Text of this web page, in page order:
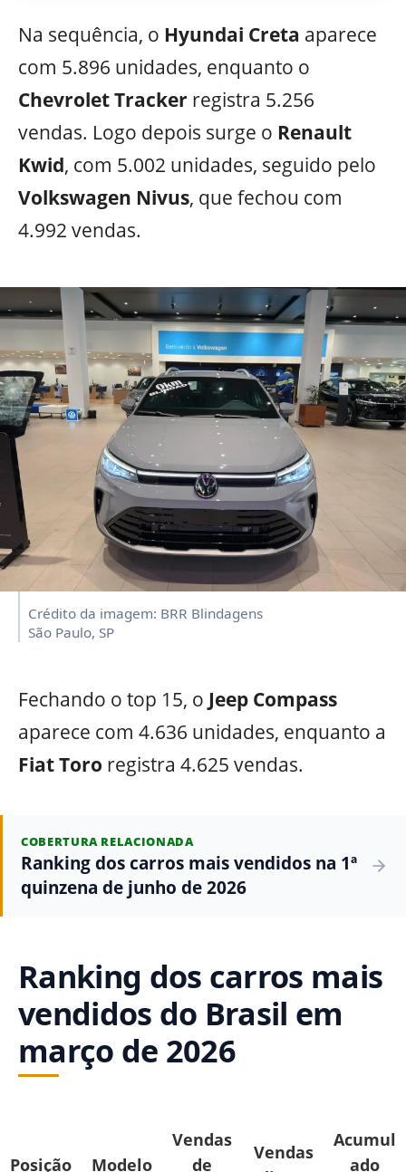
Na sequência, o Hyundai Creta aparece
com 5.896 unidades, enquanto o
Chevrolet Tracker registra 5.256
vendas. Logo depois surge o Renault
Kwid, com 5.002 unidades, seguido pelo
Volkswagen Nivus, que fechou com
4.992 vendas.
Crédito da imagem: BRR Blindagens
São Paulo, SP
Fechando o top 15, o Jeep Compass
aparece com 4.636 unidades, enquanto a
Fiat Toro registra 4.625 vendas.
COBERTURA RELACIONADA
Ranking dos carros mais vendidos na 1ª
quinzena de junho de 2026
Ranking dos carros mais
vendidos do Brasil em
março de 2026
Posição Modelo
Vendas
de
Vendas
Acumul
ado